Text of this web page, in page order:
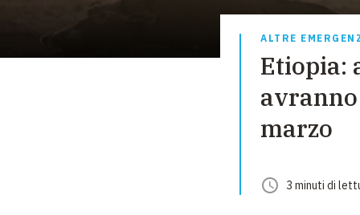
ALTRE
Etiopia:
marzo
3 minuti di